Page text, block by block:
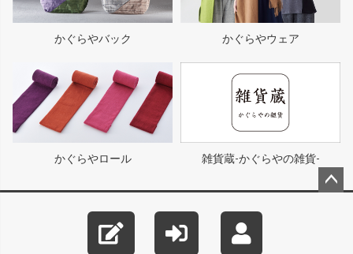
かぐらやバック かぐらやウェア
かぐらやロール 雑貨蔵-かぐらやの雑貨-